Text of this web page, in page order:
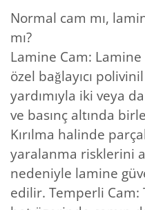
Normal cam mı,
mı?
Lamine Cam:
özel bağlayıcı
yardımıyla iki veya
ve basınç altında
Kırılma halinde
yaralanma risklerini
nedeniyle lamine
edilir. Temperli